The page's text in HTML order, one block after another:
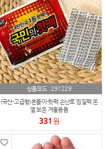
상품코드 :291229
(국산-고급형)흔들이-핫팩 손난로 찜질팩 온
열 보온 겨울용품
331 원